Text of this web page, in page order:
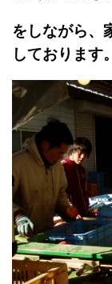
をしながら、
しております。